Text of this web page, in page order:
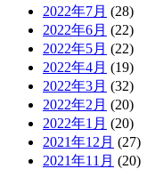
2022年7月 (28)
2022年6月 (22)
2022年5月 (22)
2022年4月 (19)
2022年3月 (32)
2022年2月 (20)
2022年1月 (20)
2021年12月 (27)
2021年11月 (20)